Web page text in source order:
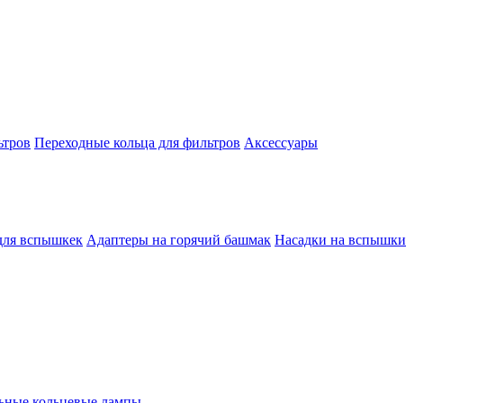
Переходные кольца для фильтров Аксессуары
вспышкек Адаптеры на горячий башмак Насадки на вспышки